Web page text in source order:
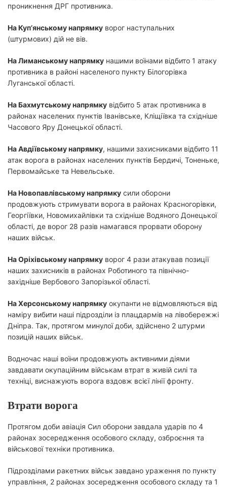
проникнення ДРГ противника.
На Куп’янському напрямку ворог наступальних
(штурмових) дій не вів.
На Лиманському напрямку нашими воїнами відбито 1 атаку
противника в районі населеного пункту Білогорівка
Луганської області.
На Бахмутському напрямку відбито 5 атак противника в
районах населених пунктів Іванівське, Кліщіївка та східніше
Часового Яру Донецької області.
На Авдіївському напрямку, нашими захисниками відбито 11
атак ворога в районах населених пунктів Бердичі, Тоненьке,
Первомайське та Невельське.
На Новопавлівському напрямку сили оборони
продовжують стримувати ворога в районах Красногорівки,
Георгіївки, Новомихайлівки та східніше Водяного Донецької
області, де ворог 28 разів намагався прорвати оборону
наших військ.
На Оріхівському напрямку ворог 4 рази атакував позиції
наших захисників в районах Роботиного та північно-
західніше Вербового Запорізької області.
На Херсонському напрямку окупанти не відмовляються від
наміру вибити наші підрозділи із плацдармів на лівобережжі
Дніпра. Так, протягом минулої доби, здійснено 2 штурми
позицій наших військ.
Водночас наші воїни продовжують активними діями
завдавати окупаційним військам втрат в живій силі та
техніці, виснажують ворога вздовж всієї лінії фронту.
Втрати ворога
Протягом доби авіація Сил оборони завдала ударів по 4
районах зосередження особового складу, озброєння та
військової техніки противника.
Підрозділами ракетних військ завдано ураження по пункту
управління, 2 районах зосередження особового складу та 1